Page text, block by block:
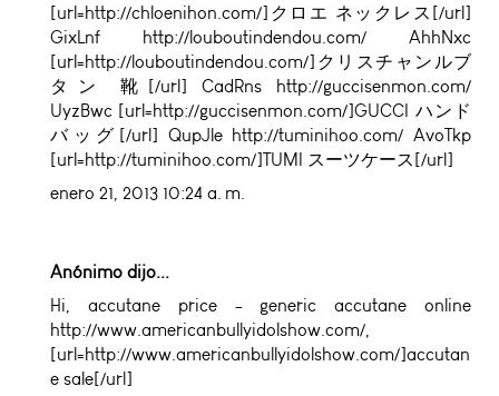
[url=http://chloenihon.com/]クロエ ネックレス[/url]
GixLnf http://louboutindendou.com/ AhhNxc
[url=http://louboutindendou.com/]クリスチャンルブ
タン 靴[/url] CadRns http://guccisenmon.com/
UyzBwc [url=http://guccisenmon.com/]GUCCI ハンド
バッグ[/url] QupJle http://tuminihoo.com/ AvoTkp
[url=http://tuminihoo.com/]TUMI スーツケース[/url]
enero 21, 2013 10:24 a. m.
Anónimo dijo...
Hi, accutane price- generic accutane online
http://www.americanbullyidolshow.com/,
[url=http://www.americanbullyidolshow.com/]accutan
e sale[/url]